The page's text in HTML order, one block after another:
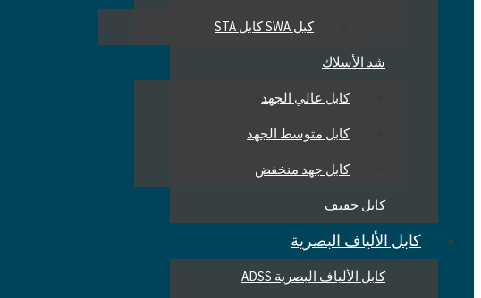
كبل SWA كابل STA
شد الأسلاك
كابل عالي الجهد
كابل متوسط ​​الجهد
كابل جهد منخفض
كابل خفيف
كابل الألياف البصرية
كابل الألياف البصرية ADSS